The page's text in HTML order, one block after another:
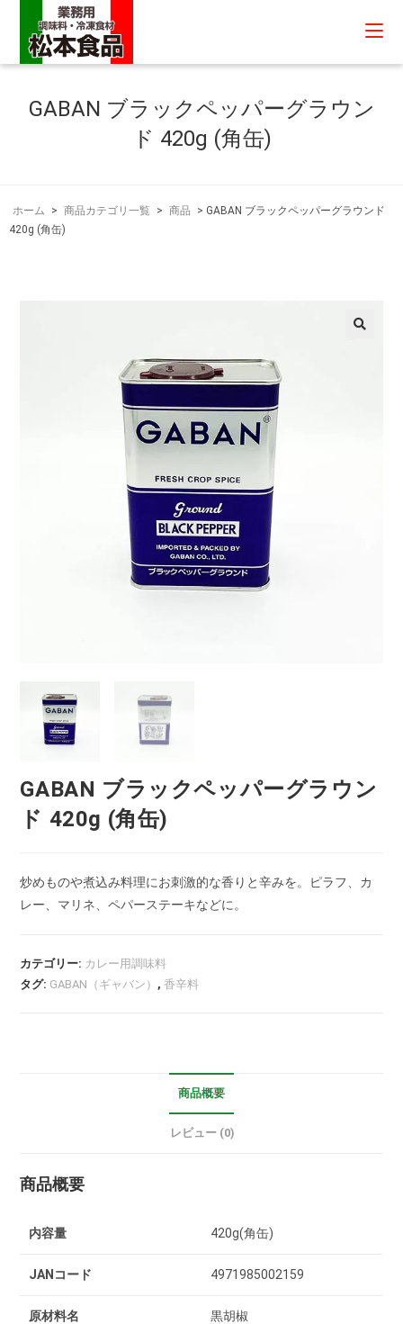
GABAN ブラックペッパーグラウン
ド 420g (角缶)
ホーム > 商品カテゴリ一覧 > 商品 > GABAN ブラックペッパーグラウンド
420g (角缶)
GABAN ブラックペッパーグラウン
ド 420g (角缶)
炒めものや煮込み料理にお刺激的な香りと辛みを。ピラフ、カ
レー、マリネ、ペパーステーキなどに。
カテゴリー: カレー用調味料
タグ: GABAN（ギャバン） ,香辛料
商品概要
レビュー (0)
商品概要
内容量 420g(角缶)
JANコード 4971985002159
原材料名 黒胡椒